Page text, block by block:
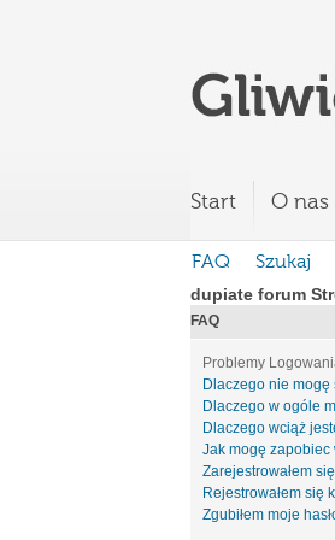
Start O nas
FAQ Szukaj
dupiate forum
FAQ
Problemy
Dlaczego nie
Dlaczego w ogóle
Dlaczego wciąż
Jak mogę
Zarejestrowałem
Rejestrowałem się
Zgubiłem moje